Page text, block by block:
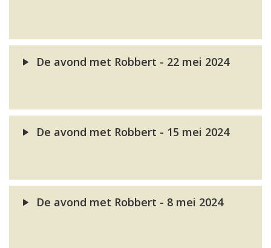
De avond met Robbert - 22 mei 2024
De avond met Robbert - 15 mei 2024
De avond met Robbert - 8 mei 2024